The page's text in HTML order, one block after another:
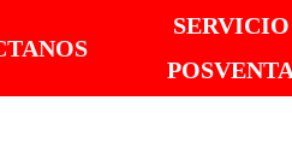
SERVICIO